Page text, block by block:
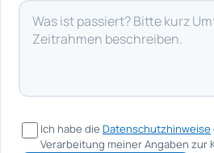
Ich habe die Datenschutzhinweise
Verarbeitung meiner Angaben zur